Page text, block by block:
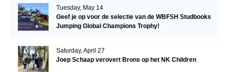
Tuesday, May 14
Geef je op voor de selectie van de WBFSH Studbooks
Jumping Global Champions Trophy!
Saturday, April 27
Joep Schaap verovert Brons op het NK Children